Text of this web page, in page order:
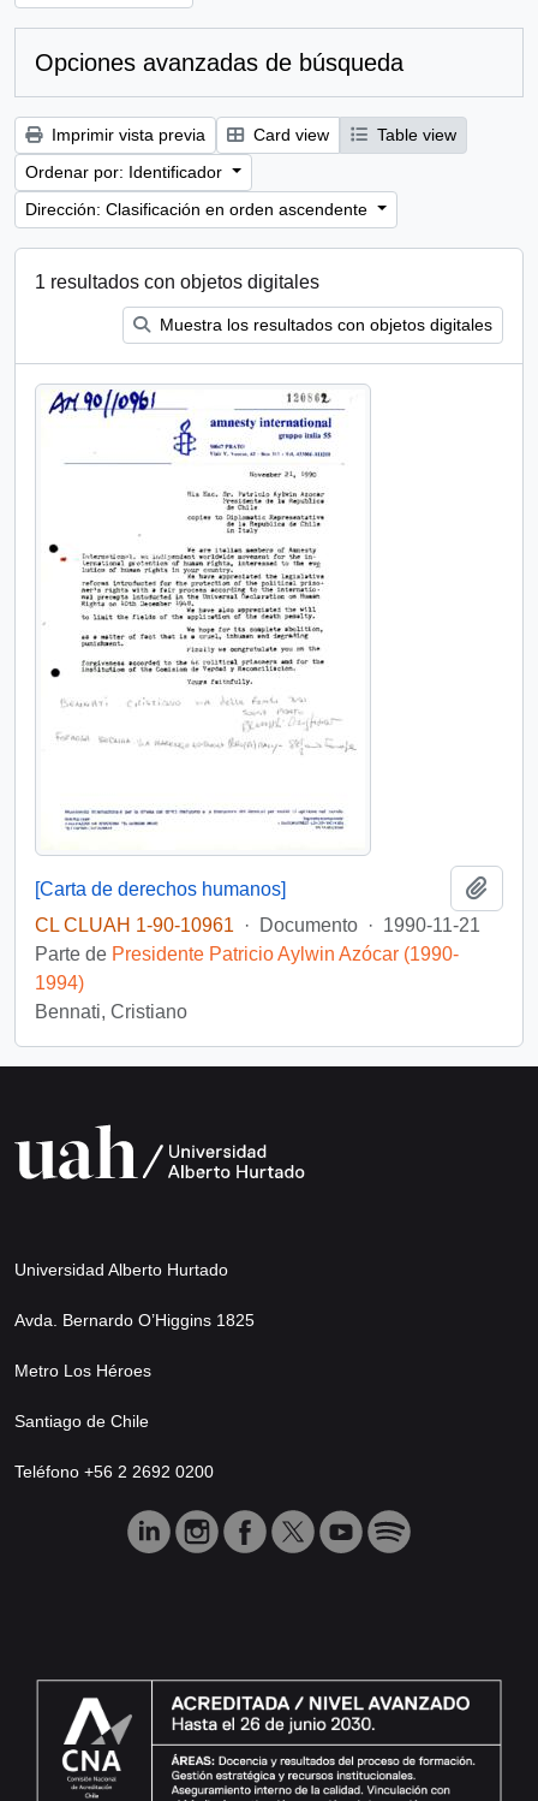
Opciones avanzadas de búsqueda
Imprimir vista previa Card view
Table view
Ordenar por: Identificador
Dirección: Clasificación en orden ascendente
1 resultados con objetos digitales
Muestra los resultados con objetos digitales
[Carta de derechos humanos]
CL CLUAH 1-90-10961
· Documento · 1990-11-21
Parte de Presidente Patricio Aylwin Azócar (1990-
1994)
Bennati, Cristiano
Universidad Alberto Hurtado
Avda. Bernardo O’Higgins 1825
Metro Los Héroes
Santiago de Chile
Teléfono +56 2 2692 0200